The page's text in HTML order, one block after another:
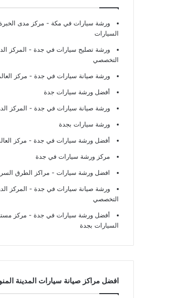
ورشة سيارات في مكة - مركز مدى
السيارات
ورشة تصليح سيارات في جدة - المركز
التخصصي
ورشة صيانة سيارات في جدة - مركز
أفضل ورشة سيارات جدة
ورشة صيانة سيارات في جدة - المركز
ورشة سيارات بجدة
أفضل ورشة سيارات في جدة - مركز
مركز ورشة سيارات في جدة
افضل ورشة سيارات - مراكز الطرق
ورشة صيانة سيارات في جدة - المركز
التخصصي
أفضل ورشة سيارات في جدة - مركز
السيارات بجدة
افضل مراكز صيانة سيارات المدينة